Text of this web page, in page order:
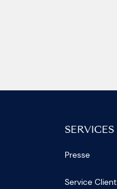
SERVICES
Presse
Service Client